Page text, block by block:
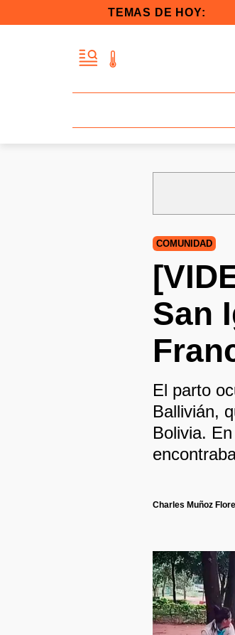
TEMAS DE HOY:
COMUNIDAD
San
El parto
Ballivián,
Bolivia.
Charles Muñoz